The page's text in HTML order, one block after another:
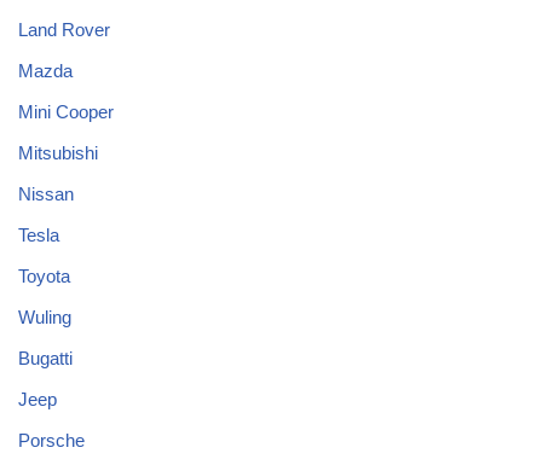
Land Rover
Mazda
Mini Cooper
Mitsubishi
Nissan
Tesla
Toyota
Wuling
Bugatti
Jeep
Porsche